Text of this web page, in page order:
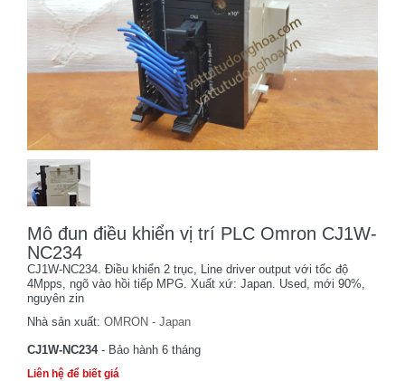
Mô đun điều khiển vị trí PLC Omron CJ1W-
NC234
CJ1W-NC234. Điều khiển 2 trục, Line driver output với tốc độ
4Mpps, ngõ vào hồi tiếp MPG. Xuất xứ: Japan. Used, mới 90%,
nguyên zin
Nhà sản xuất: OMRON - Japan
CJ1W-NC234- Bảo hành 6 tháng
Liên hệ để biết giá